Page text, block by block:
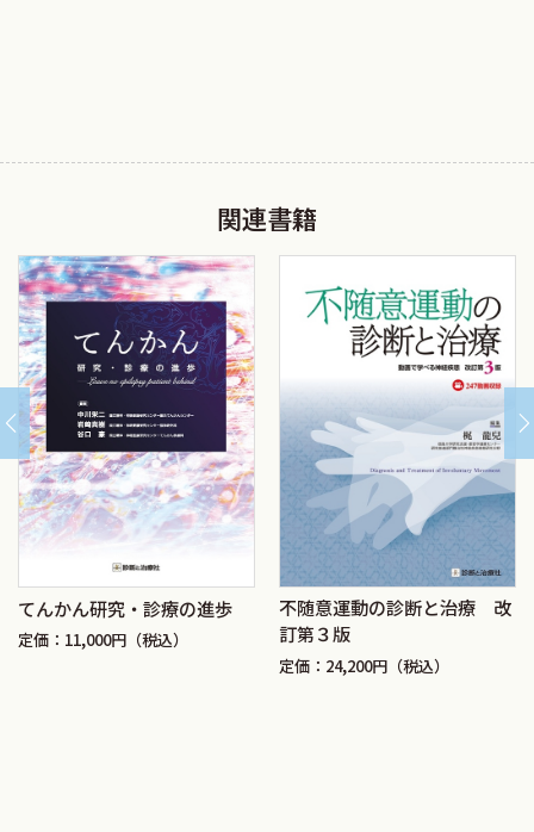
関連書籍
てんかん研究・診療の進歩
定価：11,000円（税込）
不随意運動の診断と治療 改
訂第３版
定価：24,200円（税込）